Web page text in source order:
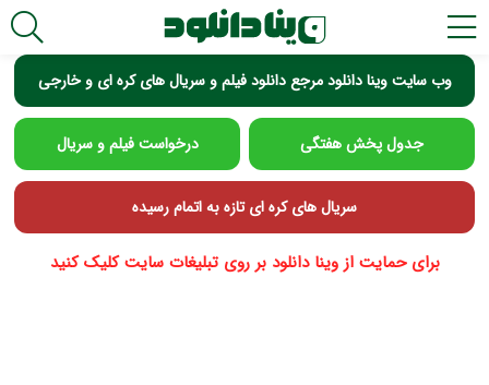
وب سایت وینا دانلود مرجع دانلود فیلم و سریال های کره ای و خارجی
جدول پخش هفتگی درخواست فیلم و سریال
سریال های کره ای تازه به اتمام رسیده
برای حمایت از وینا دانلود بر روی تبلیغات سایت کلیک کنید